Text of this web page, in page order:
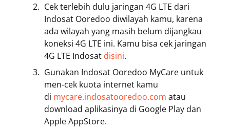
Cek terlebih dulu jaringan 4G LTE dari
Indosat Ooredoo diwilayah kamu, karena
ada wilayah yang masih belum dijangkau
koneksi 4G LTE ini. Kamu bisa cek jaringan
4G LTE Indosat disini.
Gunakan Indosat Ooredoo MyCare untuk
men-cek kuota internet kamu
di mycare.indosatooredoo.com atau
download aplikasinya di Google Play dan
Apple AppStore.